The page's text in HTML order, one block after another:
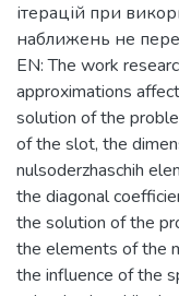
ітерацій при
наближень не
EN: The work
approximations
solution of the
of the slot, the
nulsoderzhaschih
the diagonal
the solution of the
the elements of the
the influence of the